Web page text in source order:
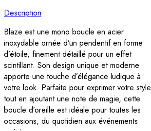
Description
Blaze est une mono boucle en acier
inoxydable ornée d’un pendentif en forme
d’étoile, finement détaillé pour un effet
scintillant. Son design unique et moderne
apporte une touche d’élégance ludique à
votre look. Parfaite pour exprimer votre style
tout en ajoutant une note de magie, cette
boucle d’oreille est idéale pour toutes les
occasions, du quotidien aux événements